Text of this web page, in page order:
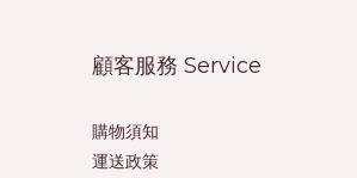
顧客服務 Service
購物須知
運送政策